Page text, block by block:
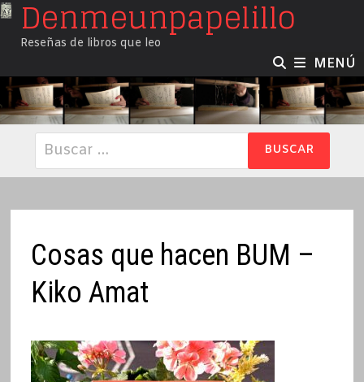
SaltarDenmeunpapelillo
Reseñas de libros que leo
MENÚ
Buscar:
Cosas que hacen BUM –
Kiko Amat